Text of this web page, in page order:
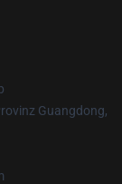
Guangdong,